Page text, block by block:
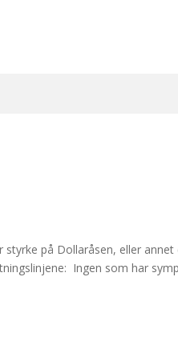
på Dollaråsen, eller
Ingen som har